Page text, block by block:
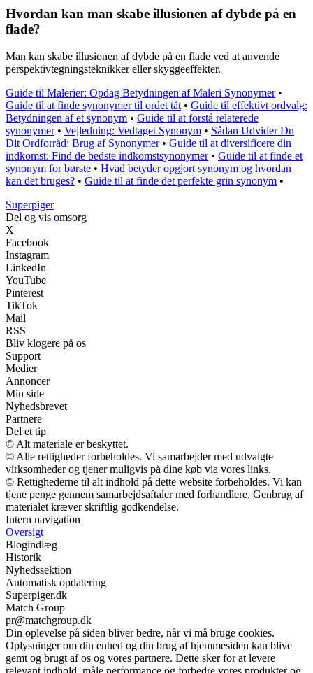
Hvordan kan man skabe illusionen af dybde på en
flade?
Man kan skabe illusionen af dybde på en flade ved at anvende
perspektivtegningsteknikker eller skyggeeffekter.
Guide til Malerier: Opdag Betydningen af Maleri Synonymer•
Guide til at finde synonymer til ordet tåt • Guide til effektivt ordvalg:
Betydningen af et synonym • Guide til at forstå relaterede
synonymer• Vejledning: Vedtaget Synonym • Sådan Udvider Du
Dit Ordforråd: Brug af Synonymer• Guide til at diversificere din
indkomst: Find de bedste indkomstsynonymer• Guide til at finde et
synonym for børste • Hvad betyder opgjort synonym og hvordan
kan det bruges? • Guide til at finde det perfekte grin synonym •
Superpiger
Del og vis omsorg
X
Facebook
Instagram
LinkedIn
YouTube
Pinterest
TikTok
Mail
RSS
Bliv klogere på os
Support
Medier
Annoncer
Min side
Nyhedsbrevet
Partnere
Del et tip
© Alt materiale er beskyttet.
© Alle rettigheder forbeholdes. Vi samarbejder med udvalgte
virksomheder og tjener muligvis på dine køb via vores links.
© Rettighederne til alt indhold på dette website forbeholdes. Vi kan
tjene penge gennem samarbejdsaftaler med forhandlere. Genbrug af
materialet kræver skriftlig godkendelse.
Intern navigation
Oversigt
Blogindlæg
Historik
Nyhedssektion
Automatisk opdatering
Superpiger.dk
Match Group
pr@matchgroup.dk
Din oplevelse på siden bliver bedre, når vi må bruge cookies.
Oplysninger om din enhed og din brug af hjemmesiden kan blive
gemt og brugt af os og vores partnere. Dette sker for at levere
relevant indhold, måle performance og forbedre vores produkter og